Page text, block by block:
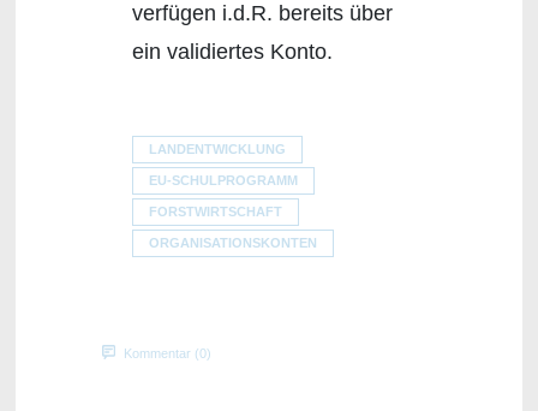
verfügen i.d.R. bereits über
ein validiertes Konto.
LANDENTWICKLUNG
EU-SCHULPROGRAMM
FORSTWIRTSCHAFT
ORGANISATIONSKONTEN
Kommentar (0)